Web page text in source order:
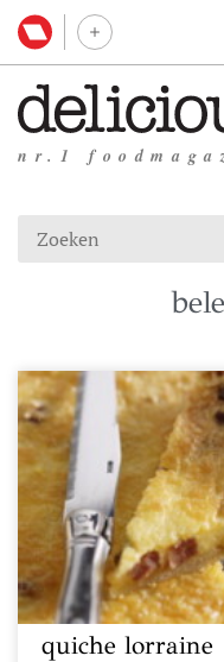
nr.1
quiche lorraine